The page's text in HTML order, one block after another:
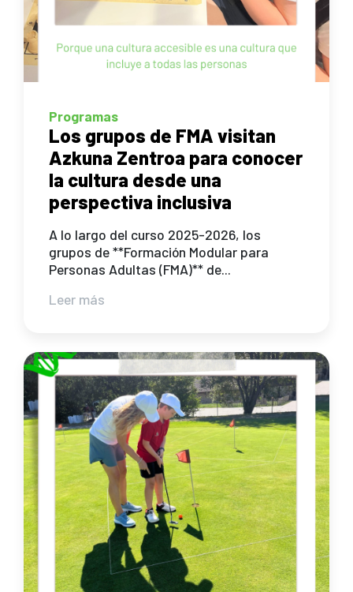
Programas
Los grupos de FMA visitan
Azkuna Zentroa para conocer
la cultura desde una
perspectiva inclusiva
A lo largo del curso 2025-2026, los
grupos de **Formación Modular para
Personas Adultas (FMA)** de...
Leer más